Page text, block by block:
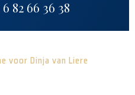
6 82 66 36 38
voor Dinja van Liere